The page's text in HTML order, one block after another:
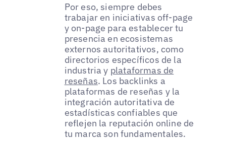
Por eso, siempre debes
trabajar en iniciativas off-page
y on-page para establecer tu
presencia en ecosistemas
externos autoritativos, como
directorios específicos de la
industria y plataformas de
reseñas. Los backlinks a
plataformas de reseñas y la
integración autoritativa de
estadísticas confiables que
reflejen la reputación online de
tu marca son fundamentales.